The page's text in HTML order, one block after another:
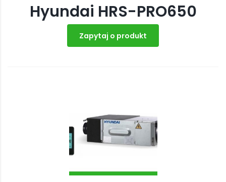
Hyundai HRS-PRO650
Zapytaj o produkt